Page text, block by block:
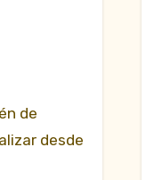
de
desde